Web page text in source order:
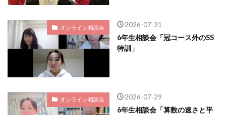
オンライン相談会 2026-07-31
6年生相談会「冠コース外のSS
特訓」
オンライン相談会 2026-07-29
6年生相談会「算数の速さと平